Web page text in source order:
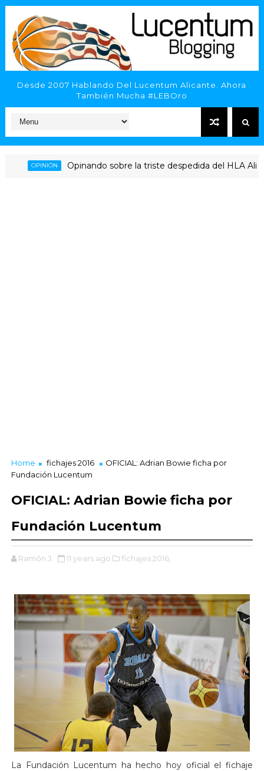
Desde 2007 Hablando Del Lucentum Alicante. Ahora
También Mucha #LEBOro
OPINIÓN Opinando sobre la triste despedida del HLA Alicante
Home fichajes 2016
OFICIAL: Adrian Bowie ficha por
Fundación Lucentum
OFICIAL: Adrian Bowie ficha por
Fundación Lucentum
Ramón J. 11 years ago fichajes 2016,
La Fundación Lucentum ha hecho hoy oficial el fichaje